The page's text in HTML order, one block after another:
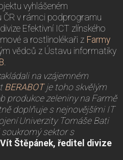
vyhlášeném
ČR v rámci podprogramu
Efektivní ICT zlínského
a rostlinolékaři z Farmy
vědců z Ústavu informatiky
na vzájemném
BERABOTje toho skvělým
produkce zeleniny na Farmě
doplňuje s nejnovějšími IT
Univerzity Tomáše Bati
sektor s
Vít Štěpánek, ředitel divize